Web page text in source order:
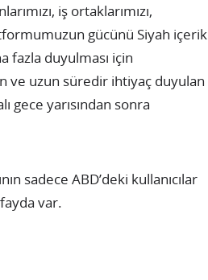
iş ortaklarımızı,
gücünü Siyah içerik
fazla duyulması için
ve uzun süredir ihtiyaç duyulan
gece yarısından sonra
sadece ABD’deki kullanıcılar
var.